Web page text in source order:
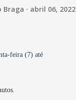
Braga abril 06, 2022
feira (7) até